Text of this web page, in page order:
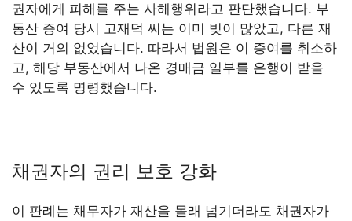
권자에게 피해를 주는 사해행위라고 판단했습니다. 부
동산 증여 당시 고재덕 씨는 이미 빚이 많았고, 다른 재
산이 거의 없었습니다. 따라서 법원은 이 증여를 취소하
고, 해당 부동산에서 나온 경매금 일부를 은행이 받을
수 있도록 명령했습니다.
채권자의 권리 보호 강화
이 판례는 채무자가 재산을 몰래 넘기더라도 채권자가